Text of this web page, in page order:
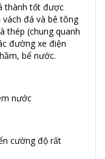
thành tốt được
đá và bê tông
thép (chung quanh
đường xe điện
bể nước.
nước
cường độ rất